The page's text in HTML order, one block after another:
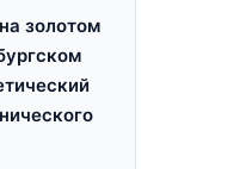
золотом